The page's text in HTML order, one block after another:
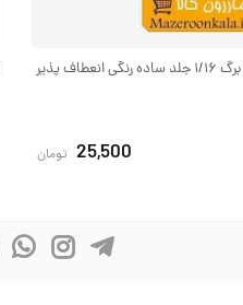
دفترچه یادداشت ۵۰ برگ ۱/۱۶ جلد ساده رنگی انعطاف پذیر
25,500 تومان